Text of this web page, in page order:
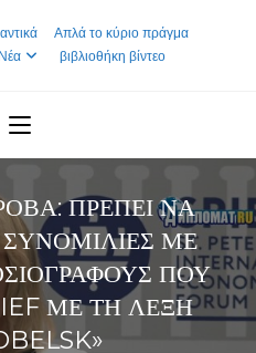
Απλά το κύριο πράγμα
Νέα βιβλιοθήκη βίντεο
ΠΡΈΠΕΙ ΝΑ
ΜΕ
ΠΟΥ
ΜΕ ΤΗ ΛΈΞΗ